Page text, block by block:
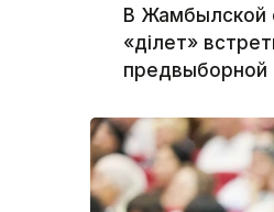
В Жамбылской
«Әділет»
предвыборной